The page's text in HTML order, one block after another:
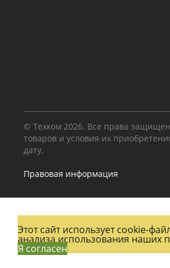
© Техком 2026. Все права
товаров и условия их
дату.
Правовая информация
Этот сайт использует cookie-
анализа использования наших
Я согласен